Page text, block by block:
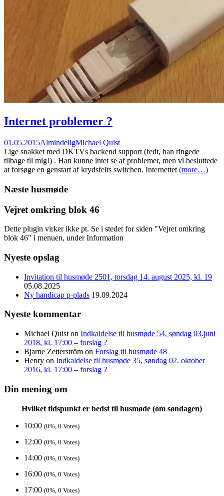
Internet problemer ?
01.05.2015AlmindeligMichael Quist
Lige snakket med DKTVs backend support (fedt, han ringede
tilbage til mig!) . Han kunne intet se af problemer, men vi besluttede
at forsøge en genstart af krydsfelts switchen. Internettet (more…)
Næste husmøde
Vejret omkring blok 46
Dette plugin virker ikke pt. Se i stedet for siden "Vejret omkring
blok 46" i menuen, under Information
Nyeste opslag
Invitation til husmøde 2501, torsdag 14. august 2025, kl. 19
05.08.2025
Ny handicap p-plads 19.09.2024
Nyeste kommentar
Michael Quist on Indkaldelse til husmøde 54, søndag 03.juni
2018, kl. 17:00 – forslag ?
Bjarne Zetterström on Forslag til husmøde 48
Henry on Indkaldelse til husmøde 35, søndag 02. oktober
2016, kl. 17:00 – forslag ?
Din mening om
Hvilket tidspunkt er bedst til husmøde (om søndagen)
10:00 (0%, 0 Votes)
12:00 (0%, 0 Votes)
14:00 (0%, 0 Votes)
16:00 (0%, 0 Votes)
17:00 (0%, 0 Votes)